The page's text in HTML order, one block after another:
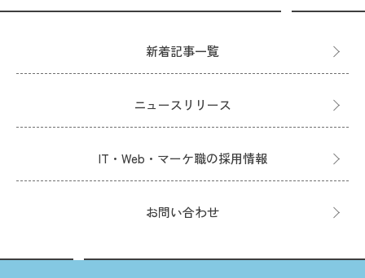
新着記事一覧
ニュースリリース
IT・Web・マーケ職の採用情報
お問い合わせ